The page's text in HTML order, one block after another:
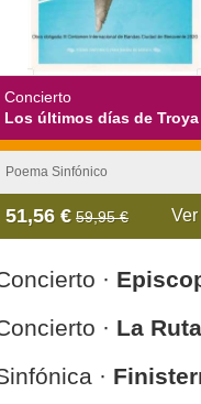
Concierto
Los últimos días de Troya
Poema Sinfónico
51,56 € 59,95 € Ver
·
· La
·